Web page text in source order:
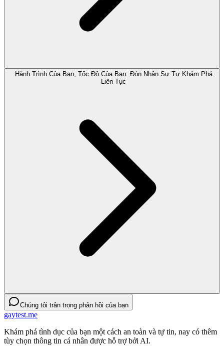
Hành Trình Của Bạn, Tốc Độ Của Bạn: Đón Nhận Sự Tự Khám Phá
Liên Tục
Chúng tôi trân trọng phản hồi của bạn
gaytest.me
Khám phá tình dục của bạn một cách an toàn và tự tin, nay có thêm
tùy chọn thông tin cá nhân được hỗ trợ bởi AI.